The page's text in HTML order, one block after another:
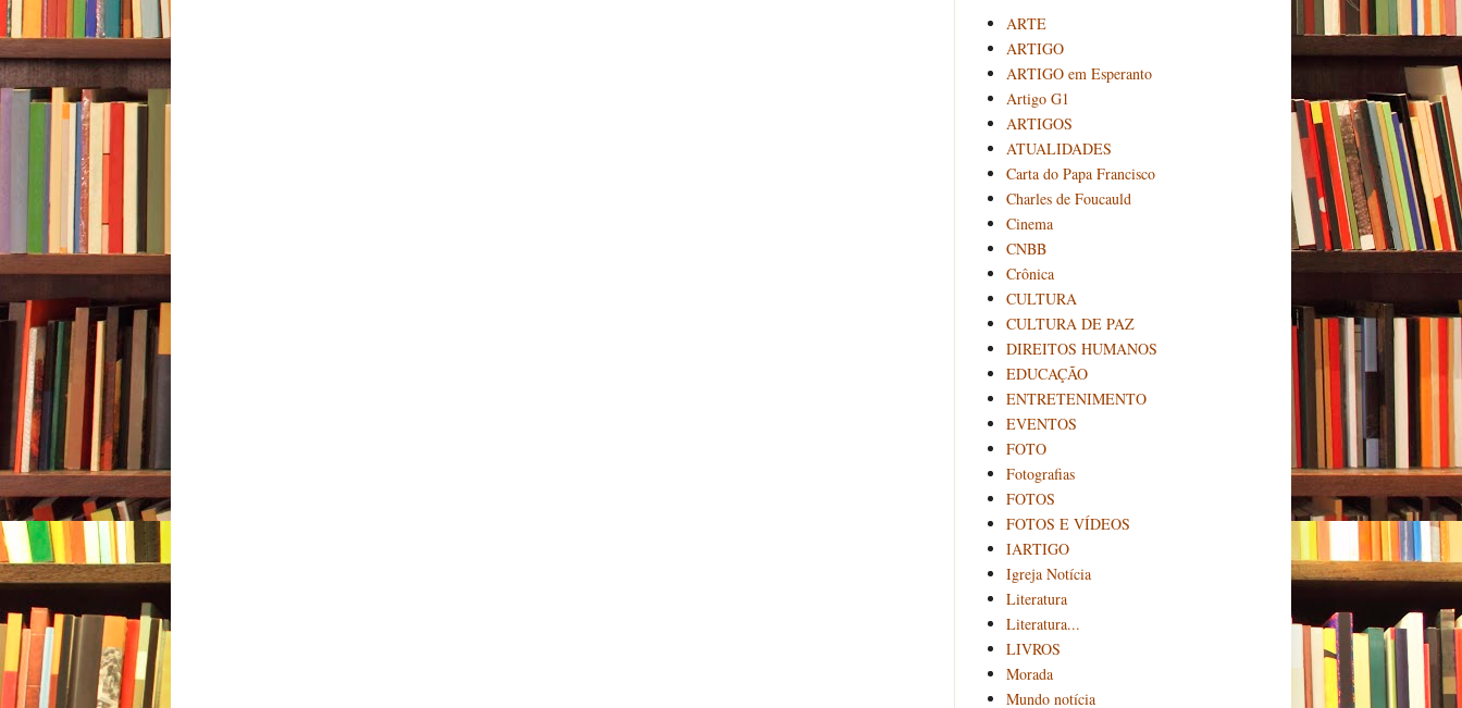
ARTE
ARTIGO
ARTIGO em Esperanto
Artigo G1
ARTIGOS
ATUALIDADES
Carta do Papa Francisco
Charles de Foucauld
Cinema
CNBB
Crônica
CULTURA
CULTURA DE PAZ
DIREITOS HUMANOS
EDUCAÇÃO
ENTRETENIMENTO
EVENTOS
FOTO
Fotografias
FOTOS
FOTOS E VÍDEOS
IARTIGO
Igreja Notícia
Literatura
Literatura...
LIVROS
Morada
Mundo notícia